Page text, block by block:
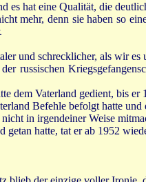
es hat eine Qualität, die
mehr, denn sie haben so
und schrecklicher, als wir es
russischen
dem Vaterland gedient, bis
Befehle befolgt hatte
in irgendeiner Weise
hatte, tat er ab 1952